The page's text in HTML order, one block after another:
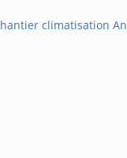
climatisation